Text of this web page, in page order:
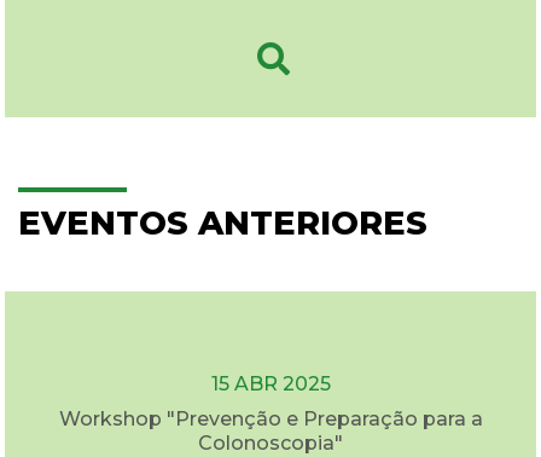
EVENTOS ANTERIORES
15 ABR 2025
Workshop "Prevenção e Preparação para a
Colonoscopia"